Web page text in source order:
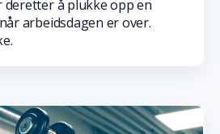
å plukke opp en
arbeidsdagen er over.